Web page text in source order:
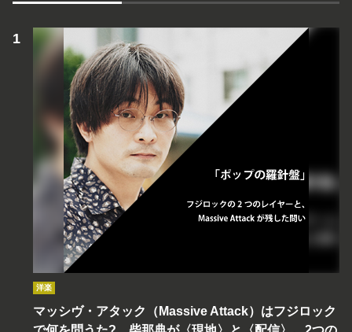
洋楽
マッシヴ・アタック（Massive Attack）はフジロック